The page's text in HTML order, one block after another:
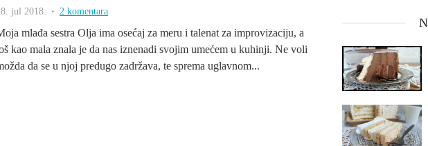
jul 2018. 2 komentara
mlađa sestra Olja ima osećaj za meru i talenat za improvizaciju, a
kao mala znala je da nas iznenadi svojim umećem u kuhinji. Ne voli
da se u njoj predugo zadržava, te sprema uglavnom...